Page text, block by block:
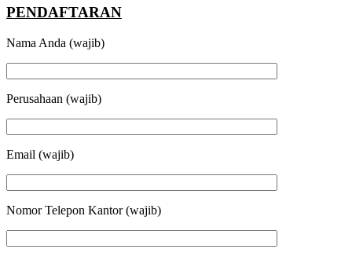
PENDAFTARAN
Nama Anda (wajib)
Perusahaan (wajib)
Email (wajib)
Nomor Telepon Kantor (wajib)